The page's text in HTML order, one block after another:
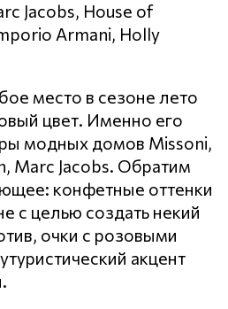
Jacobs, House of
Armani, Holly
место в сезоне лето
цвет. Именно его
модных домов Missoni,
Marc Jacobs. Обратим
конфетные оттенки
с целью создать некий
очки с розовыми
акцент